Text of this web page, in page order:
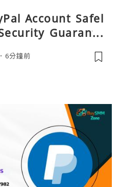
Account Safel
Guarante
6分鐘前